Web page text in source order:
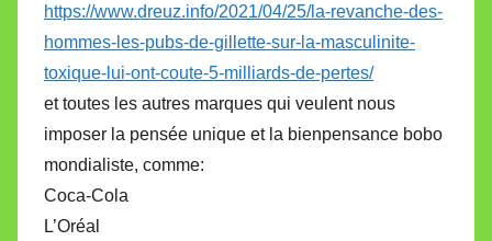
https://www.dreuz.info/2021/04/25/la-revanche-des-
hommes-les-pubs-de-gillette-sur-la-masculinite-
toxique-lui-ont-coute-5-milliards-de-pertes/
et toutes les autres marques qui veulent nous
imposer la pensée unique et la bienpensance bobo
mondialiste, comme:
Coca-Cola
L’Oréal